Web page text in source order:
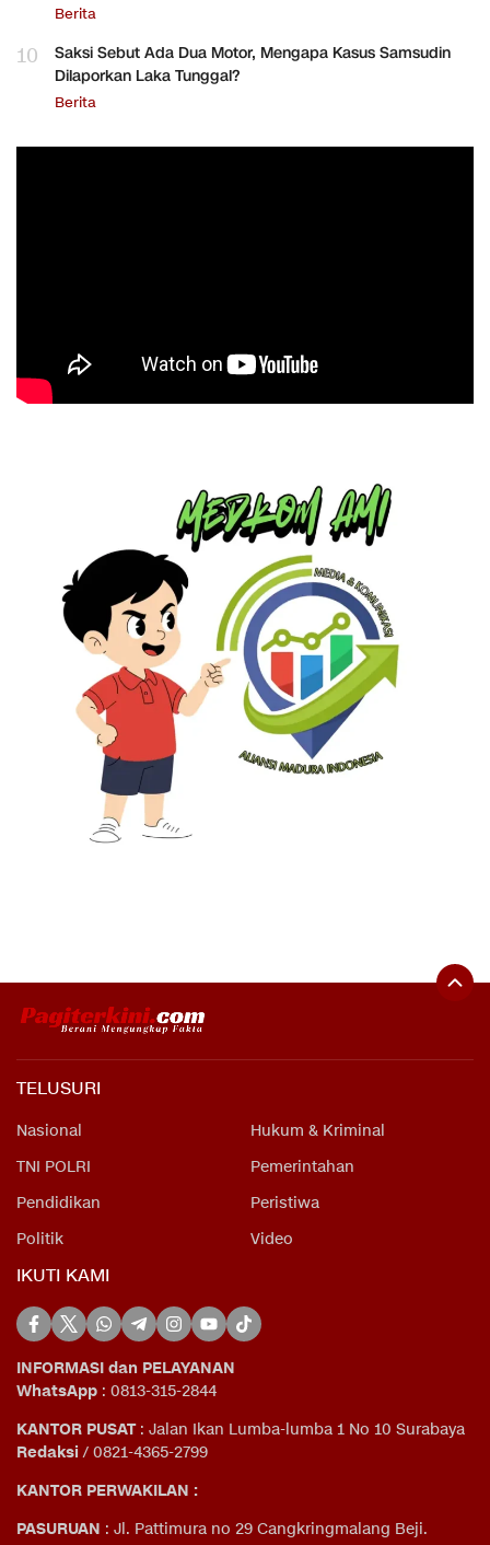
Berita
10
Saksi Sebut Ada Dua Motor, Mengapa Kasus Samsudin
Dilaporkan Laka Tunggal?
Berita
TELUSURI
Nasional
Hukum & Kriminal
TNI POLRI
Pemerintahan
Pendidikan
Peristiwa
Politik
Video
IKUTI KAMI
INFORMASI dan PELAYANAN
WhatsApp : 0813-315-2844
KANTOR PUSAT: Jalan Ikan Lumba-lumba 1 No 10 Surabaya
Redaksi / 0821-4365-2799
KANTOR PERWAKILAN :
PASURUAN : Jl. Pattimura no 29 Cangkringmalang Beji.